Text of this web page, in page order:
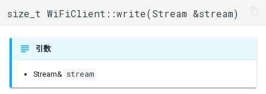
size_t WiFiClient::write(Stream &stream)
引数
Stream& stream